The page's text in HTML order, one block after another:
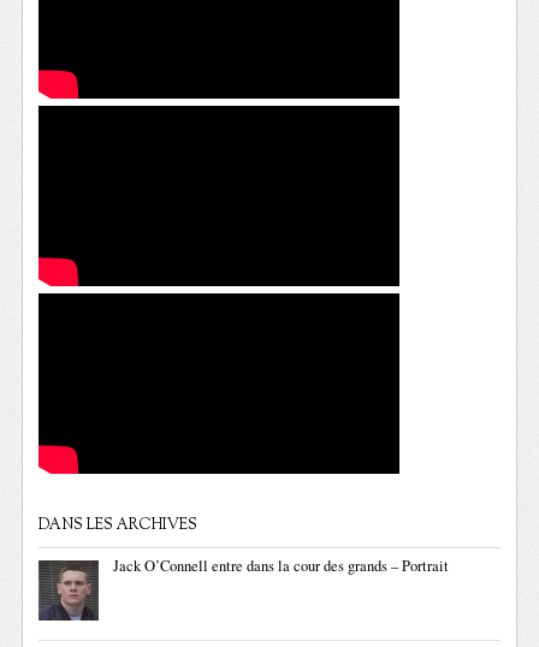
DANS LES ARCHIVES
Jack O’Connell entre dans la cour des grands – Portrait